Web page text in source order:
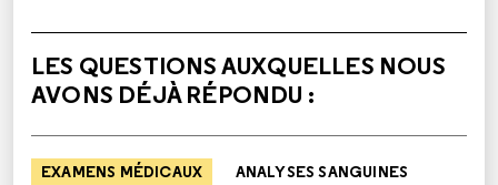
LES QUESTIONS AUXQUELLES NOUS
AVONS DÉJÀ RÉPONDU :
EXAMENS MÉDICAUX ANALYSES SANGUINES